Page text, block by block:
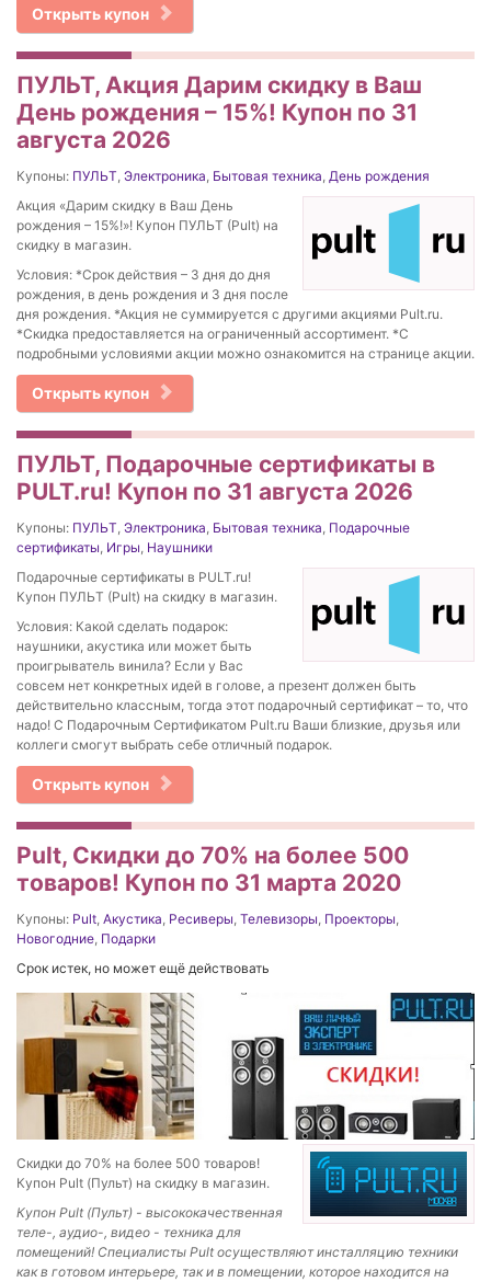
Открыть купон
ПУЛЬТ, Акция Дарим скидку в Ваш
День рождения – 15%! Купон по 31
августа 2026
Купоны: ПУЛЬТ, Электроника, Бытовая техника, День рождения
Акция «Дарим скидку в Ваш День
рождения – 15%!»! Купон ПУЛЬТ (Pult) на
скидку в магазин.
Условия: *Срок действия – 3 дня до дня
рождения, в день рождения и 3 дня после
дня рождения. *Акция не суммируется с другими акциями Pult.ru.
*Скидка предоставляется на ограниченный ассортимент. *С
подробными условиями акции можно ознакомится на странице акции.
Открыть купон
ПУЛЬТ, Подарочные сертификаты в
PULT.ru! Купон по 31 августа 2026
Купоны: ПУЛЬТ, Электроника, Бытовая техника, Подарочные
сертификаты, Игры, Наушники
Подарочные сертификаты в PULT.ru!
Купон ПУЛЬТ (Pult) на скидку в магазин.
Условия: Какой сделать подарок:
наушники, акустика или может быть
проигрыватель винила? Если у Вас
совсем нет конкретных идей в голове, а презент должен быть
действительно классным, тогда этот подарочный сертификат – то, что
надо! С Подарочным Сертификатом Pult.ru Ваши близкие, друзья или
коллеги смогут выбрать себе отличный подарок.
Открыть купон
Pult, Скидки до 70% на более 500
товаров! Купон по 31 марта 2020
Купоны: Pult, Акустика, Ресиверы, Телевизоры, Проекторы,
Новогодние, Подарки
Срок истек, но может ещё действовать
Скидки до 70% на более 500 товаров!
Купон Pult (Пульт) на скидку в магазин.
Купон Pult (Пульт) - высококачественная
теле-, аудио-, видео - техника для
помещений! Специалисты Pult осуществляют инсталляцию техники
как в готовом интерьере, так и в помещении, которое находится на